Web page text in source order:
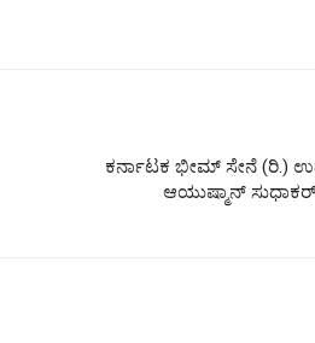
ಕರ್ನಾಟಕ ಭೀಮ್ ಸೇನೆ (ರಿ.)
ಆಯುಷ್ಮಾನ್